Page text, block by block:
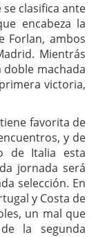
clasifica ante
encabeza la
Forlan, ambos
Mientrás
doble machada
victoria,
favorita de
y de
de Italia esta
jornada será
selección. En
y Costa de
un mal que
la segunda